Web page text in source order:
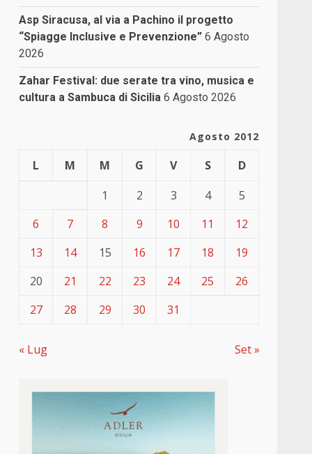
Asp Siracusa, al via a Pachino il progetto
“Spiagge Inclusive e Prevenzione” 6 Agosto
2026
Zahar Festival: due serate tra vino, musica e
cultura a Sambuca di Sicilia 6 Agosto 2026
Agosto 2012
L M M G V S
D
1
2 3 4
5
6
7 8 9 10 11
12
13
14 15 16 17 18
19
20
21 22 23 24 25
26
27
28 29 30 31
« Lug Set »